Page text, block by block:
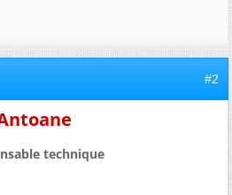
#2
technique